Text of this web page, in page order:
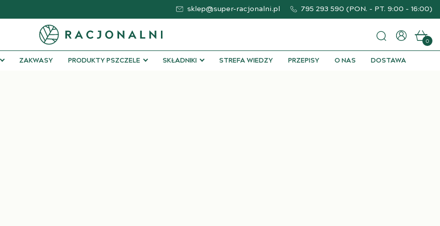
sklep@super-racjonalni.pl 795 293 590 (PON. - PT. 9:00 - 16:00)
0
ZAKWASY PRODUKTY PSZCZELE SKŁADNIKI STREFA WIEDZY PRZEPISY O NAS DOSTAWA